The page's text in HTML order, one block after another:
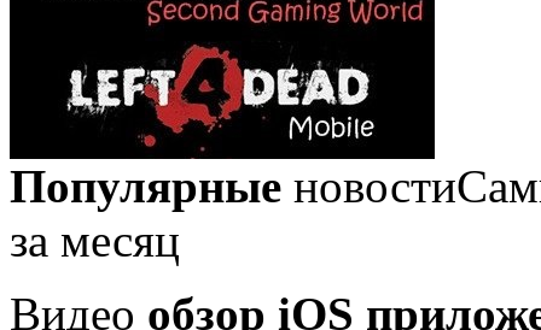
Популярные новости
за месяц
Видео обзор iOS